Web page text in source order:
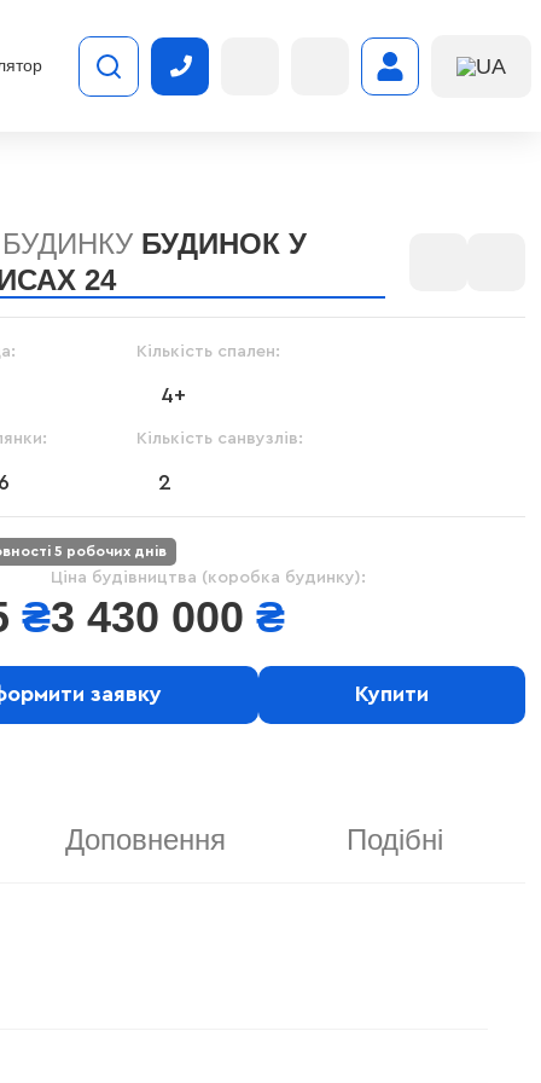
UA
БУДИНОК У
24
Кількість спален:
4+
Кількість санвузлів:
2
5 робочих днів
₴
Ціна будівництва (коробка будинку):
3 430 000 ₴
заявку Купити
Доповнення Подібні